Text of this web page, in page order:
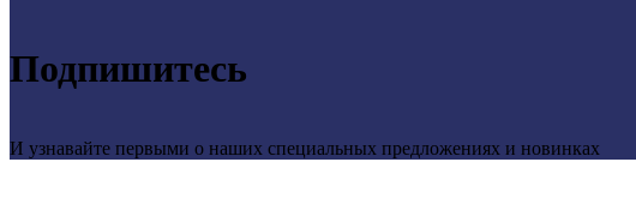
Подпишитесь
И узнавайте первыми о наших специальных предложениях и новинках